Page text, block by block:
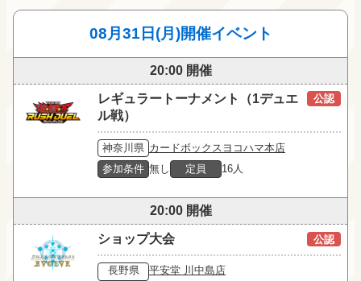
08月31日(月)開催イベント
20:00 開催
レギュラートーナメント（1デュエ
ル戦）
公認
神奈川県 カードボックスヨコハマ本店
参加条件 無し 定員 16人
20:00 開催
ショップ大会 公認
長野県
平安堂 川中島店